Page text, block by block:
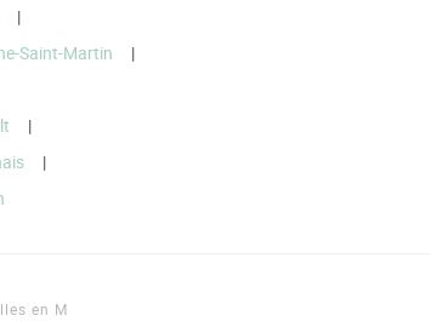
|
Saint-Martin
|
|
|
en M